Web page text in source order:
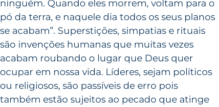
ninguém. Quando eles morrem, voltam para o
pó da terra, e naquele dia todos os seus planos
se acabam”. Superstições, simpatias e rituais
são invenções humanas que muitas vezes
acabam roubando o lugar que Deus quer
ocupar em nossa vida. Líderes, sejam políticos
ou religiosos, são passíveis de erro pois
também estão sujeitos ao pecado que atinge